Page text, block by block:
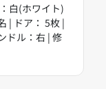
白(ホワイト)
| ドア： 5枚 |
ドル：右 | 修